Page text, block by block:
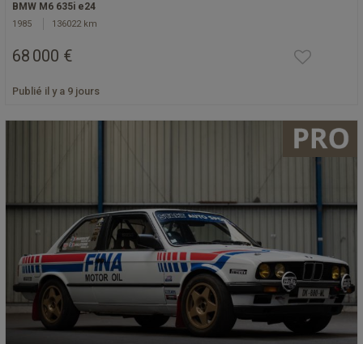
BMW M6 635i e24
1985 136022 km
68 000 €
Publié il y a 9 jours